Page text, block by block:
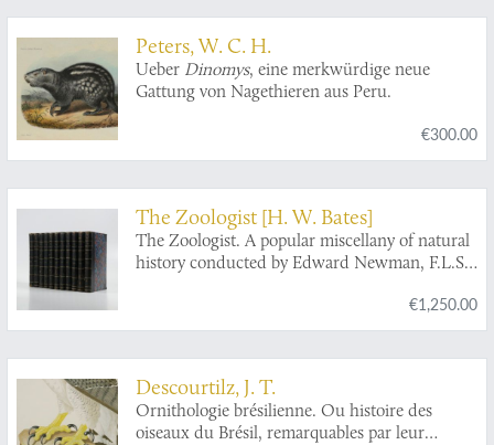
Peters, W. C. H.
Ueber Dinomys, eine merkwürdige neue
Gattung von Nagethieren aus Peru.
€300.00
The Zoologist [H. W. Bates]
The Zoologist. A popular miscellany of natural
history conducted by Edward Newman, F.L.S.,
€1,250.00
Descourtilz, J. T.
Ornithologie brésilienne. Ou histoire des
oiseaux du Brésil, remarquables par leur